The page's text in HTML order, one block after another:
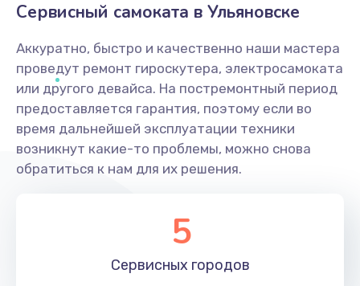
Сервисный самоката в Ульяновске
Аккуратно, быстро и качественно наши мастера
проведут ремонт гироскутера, электросамоката
или другого девайса. На постремонтный период
предоставляется гарантия, поэтому если во
время дальнейшей эксплуатации техники
возникнут какие-то проблемы, можно снова
обратиться к нам для их решения.
5
Сервисных городов